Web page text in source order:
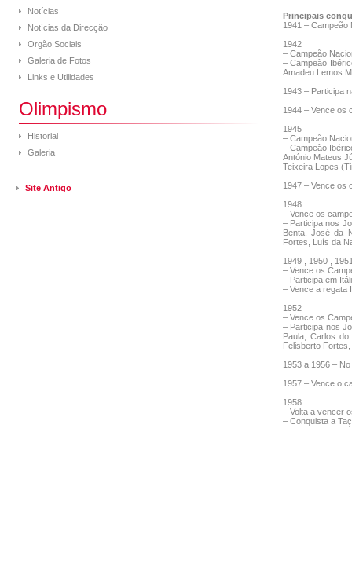
Notícias
Notícias da Direcção
Orgão Sociais
Galeria de Fotos
Links e Utilidades
Olimpismo
Historial
Galeria
Site Antigo
Principais
1941 – Campeão
1942
– Campeão
– Campeão
Amadeu Lemos
1943 – Participa
1944 – Vence os
1945
– Campeão
– Campeão
António Mateus
Teixeira Lopes
1947 – Vence os
1948
– Vence os
– Participa nos
Benta, José da
Fortes, Luís da
1949 , 1950 ,
– Vence os
– Participa em
– Vence a regata
1952
– Vence os
– Participa nos
Paula, Carlos do
Felisberto
1953 a 1956 –
1957 – Vence o
1958
– Volta a vencer
– Conquista a